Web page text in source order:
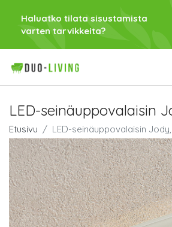
Haluatko tilata sisustamista
varten tarvikkeita?
LED-seinäuppovalaisin
Etusivu LED-seinäuppovalaisin